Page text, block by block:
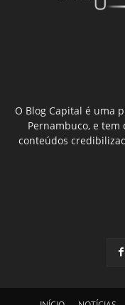
O Blog Capital é uma
Pernambuco, e
conteúdos